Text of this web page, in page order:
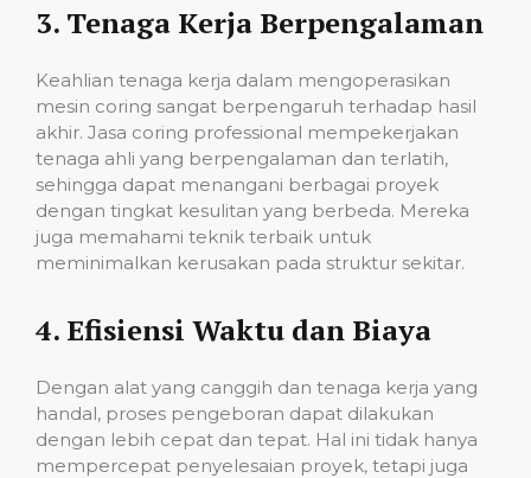
3. Tenaga Kerja Berpengalaman
Keahlian tenaga kerja dalam mengoperasikan
mesin coring sangat berpengaruh terhadap hasil
akhir. Jasa coring professional mempekerjakan
tenaga ahli yang berpengalaman dan terlatih,
sehingga dapat menangani berbagai proyek
dengan tingkat kesulitan yang berbeda. Mereka
juga memahami teknik terbaik untuk
meminimalkan kerusakan pada struktur sekitar.
4. Efisiensi Waktu dan Biaya
Dengan alat yang canggih dan tenaga kerja yang
handal, proses pengeboran dapat dilakukan
dengan lebih cepat dan tepat. Hal ini tidak hanya
mempercepat penyelesaian proyek, tetapi juga